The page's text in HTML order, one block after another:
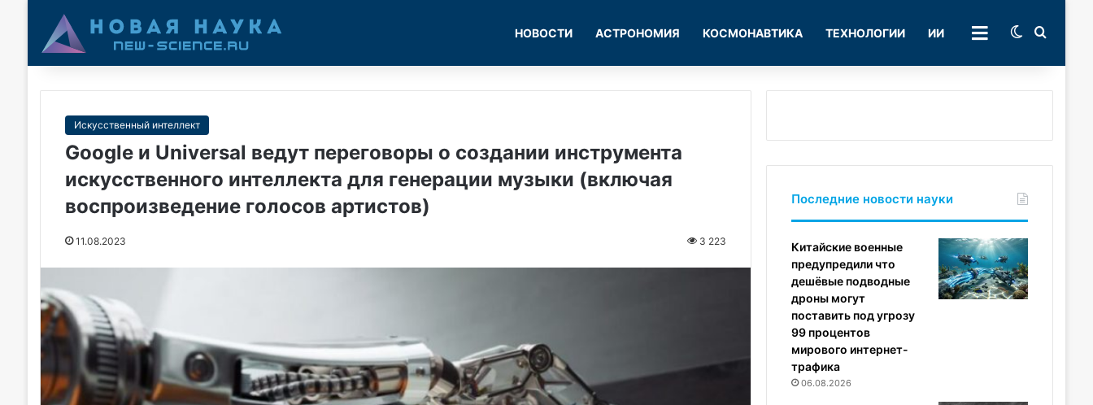
НОВОСТИ АСТРОНОМИЯ КОСМОНАВТИКА ТЕХНОЛОГИИ ИИ РУБРИКИSwitch skin
Искусственный интеллект
Google и Universal ведут переговоры о создании инструмента
искусственного интеллекта для генерации музыки (включая
воспроизведение голосов артистов)
11.08.2023 3 223
Последние новости науки
Китайские военные
предупредили что
дешёвые подводные
дроны могут
поставить под угрозу
99 процентов
мирового интернет-
трафика
06.08.2026